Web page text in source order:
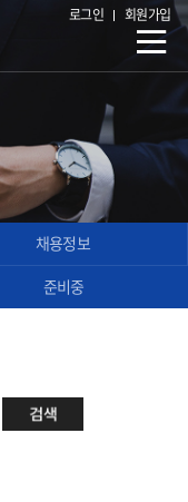
로그인 회원가입
채용정보
준비중